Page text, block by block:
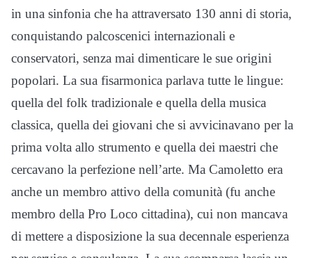
in una sinfonia che ha attraversato 130 anni di storia,
conquistando palcoscenici internazionali e
conservatori, senza mai dimenticare le sue origini
popolari. La sua fisarmonica parlava tutte le lingue:
quella del folk tradizionale e quella della musica
classica, quella dei giovani che si avvicinavano per la
prima volta allo strumento e quella dei maestri che
cercavano la perfezione nell’arte. Ma Camoletto era
anche un membro attivo della comunità (fu anche
membro della Pro Loco cittadina), cui non mancava
di mettere a disposizione la sua decennale esperienza